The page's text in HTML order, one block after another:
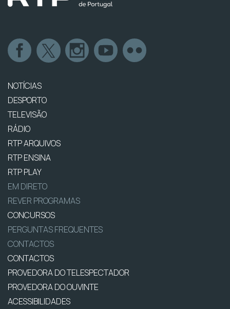
NOTÍCIAS
DESPORTO
TELEVISÃO
RÁDIO
RTP ARQUIVOS
RTP ENSINA
RTP PLAY
EM DIRETO
REVER PROGRAMAS
CONCURSOS
PERGUNTAS FREQUENTES
CONTACTOS
CONTACTOS
PROVEDORA DO TELESPECTADOR
PROVEDORA DO OUVINTE
ACESSIBILIDADES